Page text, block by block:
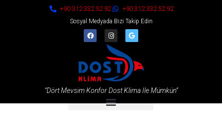
+90 312 332 52 92 +90 312 332 52 92
Sosyal Medyada Bizi Takip Edin
“Dört Mevsim Konfor Dost Klima İle Mümkün”